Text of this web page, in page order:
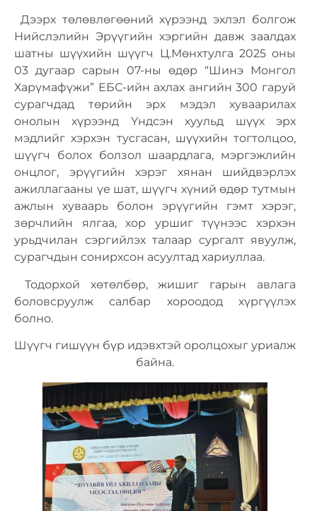
Дээрх төлөвлөгөөний хүрээнд эхлэл болгож
Нийслэлийн Эрүүгийн хэргийн давж заалдах
шатны шүүхийн шүүгч Ц.Мөнхтулга 2025 оны
03 дугаар сарын 07-ны өдөр “Шинэ Монгол
Харүмафүжи” ЕБС-ийн ахлах ангийн 300 гаруй
сурагчдад төрийн эрх мэдэл хуваарилах
онолын хүрээнд Үндсэн хуульд шүүх эрх
мэдлийг хэрхэн тусгасан, шүүхийн тогтолцоо,
шүүгч болох болзол шаардлага, мэргэжлийн
онцлог, эрүүгийн хэрэг хянан шийдвэрлэх
ажиллагааны үе шат, шүүгч хүний өдөр тутмын
ажлын хуваарь болон эрүүгийн гэмт хэрэг,
зөрчлийн ялгаа, хор уршиг түүнээс хэрхэн
урьдчилан сэргийлэх талаар сургалт явуулж,
сурагчдын сонирхсон асуултад хариуллаа.
Тодорхой хөтөлбөр, жишиг гарын авлага
боловсруулж салбар хороодод хүргүүлэх
болно.
Шүүгч гишүүн бүр идэвхтэй оролцохыг уриалж
байна.